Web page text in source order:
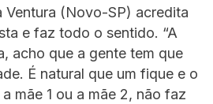
Ventura (Novo-SP) acredita
e faz todo o sentido. “A
acho que a gente tem que
É natural que um fique e o
mãe 1 ou a mãe 2, não faz